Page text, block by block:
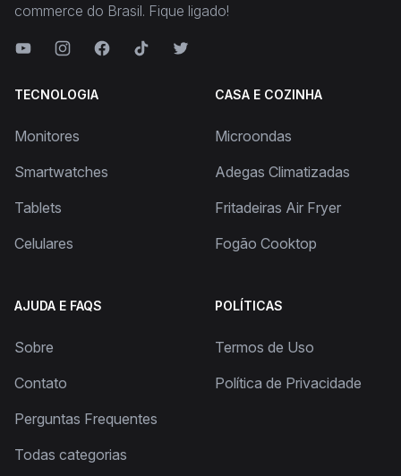
commerce do Brasil. Fique ligado!
TECNOLOGIA
Monitores
Smartwatches
Tablets
Celulares
CASA E COZINHA
Microondas
Adegas Climatizadas
Fritadeiras Air Fryer
Fogão Cooktop
AJUDA E FAQS
Sobre
Contato
Perguntas Frequentes
Todas categorias
POLÍTICAS
Termos de Uso
Política de Privacidade